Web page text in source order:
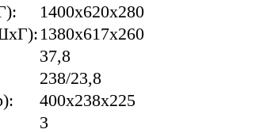
1400x620x280
1380x617x260
37,8
238/23,8
400х238х225
3